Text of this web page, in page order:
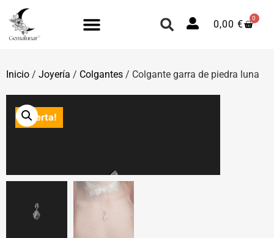
0,00 €
0
Inicio / Joyería / Colgantes / Colgante garra de piedra luna
¡Oferta!